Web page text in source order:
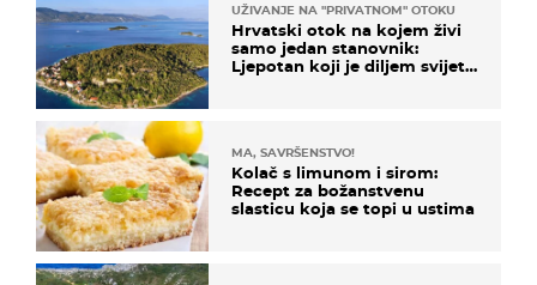
UŽIVANJE NA "PRIVATNOM" OTOKU
Hrvatski otok na kojem živi
samo jedan stanovnik:
Ljepotan koji je diljem svijeta
MA, SAVRŠENSTVO!
Kolač s limunom i sirom:
Recept za božanstvenu
slasticu koja se topi u ustima